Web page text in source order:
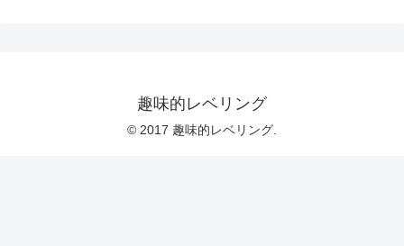
趣味的レベリング
© 2017 趣味的レベリング.